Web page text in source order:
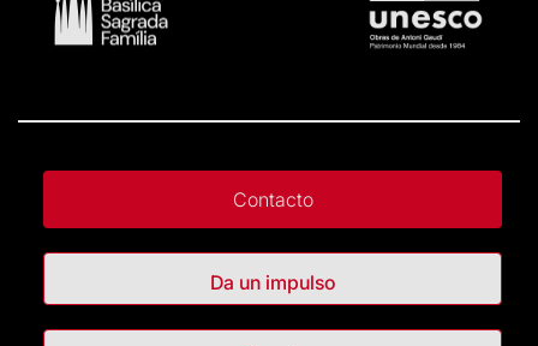
Contacto
Da un impulso